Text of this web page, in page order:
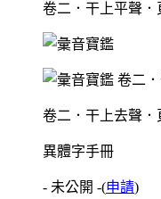
卷二．干上平聲．
卷二．干上去聲．
異體字手冊
- 未公開 -(申請)